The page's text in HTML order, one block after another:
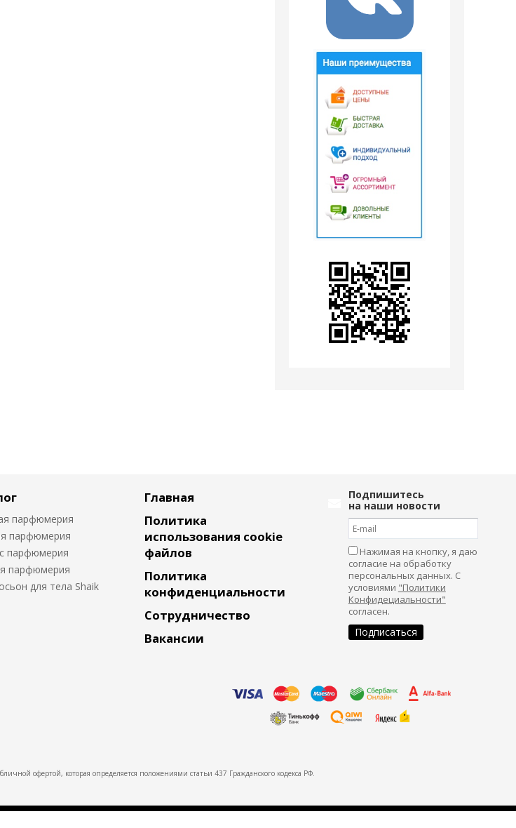
парфюмерия
парфюмерия
парфюмерия
парфюмерия
для тела Shaik
Главная
Политика
использования cookie
файлов
Политика
конфиденциальности
Сотрудничество
Вакансии
Подпишитесь
на наши новости
Нажимая на кнопку, я даю
согласие на обработку
персональных данных. С
условиями "Политики
Конфидециальности"
согласен.
офертой, которая определяется положениями статьи 437 Гражданского кодекса РФ.